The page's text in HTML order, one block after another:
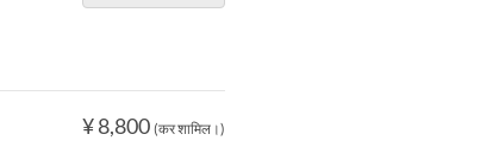
¥ 8,800 (कर शामिल।)